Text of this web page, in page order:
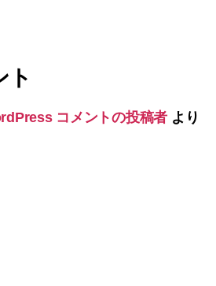
ト
コメントの投稿者 より